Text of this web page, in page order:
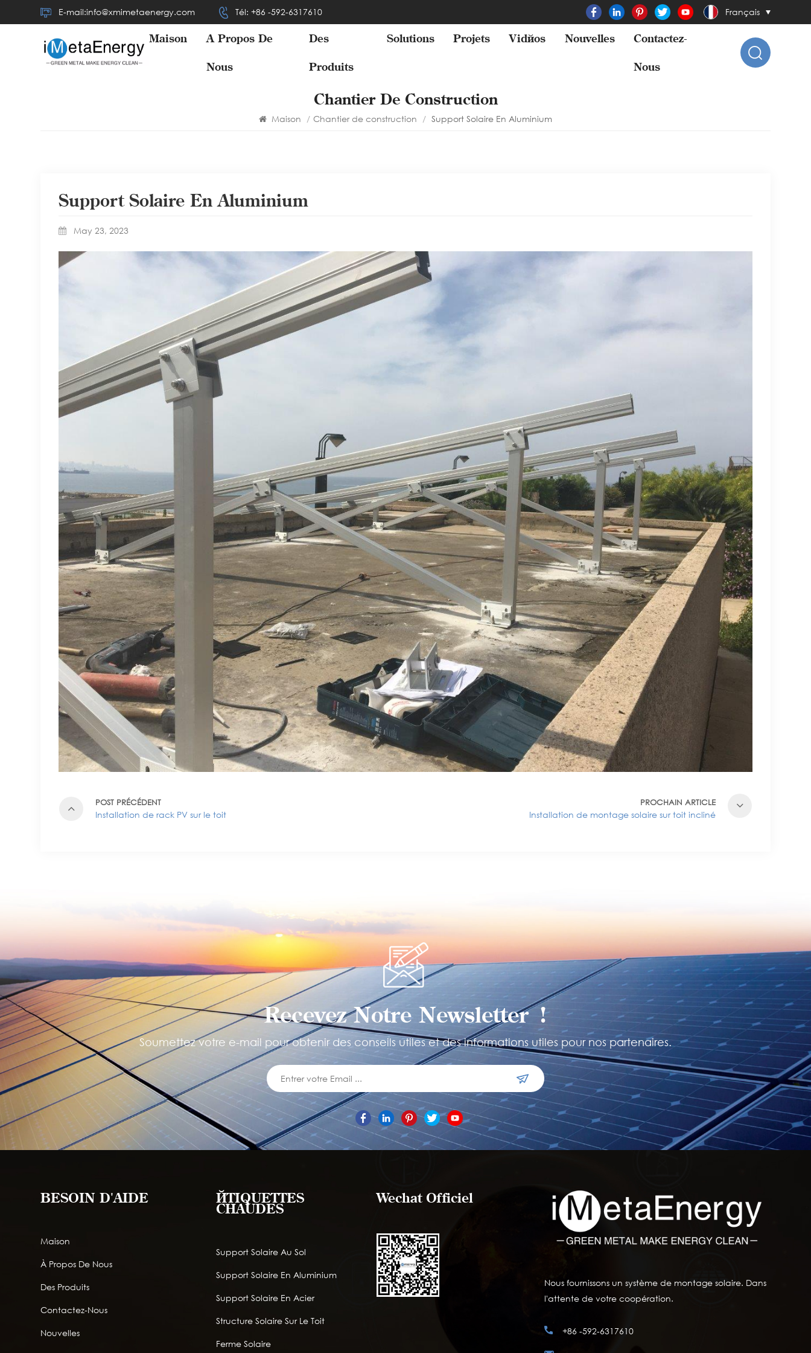
E-mail:info@xmimetaenergy.com Tél: +86 -592-6317610 Français
Maison À Propos De
Nous
Des
Produits
Solutions Projets Vidéos Nouvelles Contactez-
Nous
Chantier De Construction
Maison / Chantier de construction / Support Solaire En Aluminium
Support Solaire En Aluminium
May 23, 2023
POST PRÉCÉDENT
Installation de rack PV sur le toit
PROCHAIN ARTICLE
Installation de montage solaire sur toit incliné
Recevez Notre Newsletter !
Soumettez votre e-mail pour obtenir des conseils utiles et des informations utiles pour nos partenaires.
BESOIN D'AIDE
Maison
À Propos De Nous
Des Produits
Contactez-Nous
Nouvelles
ÉTIQUETTES
CHAUDES
Support Solaire Au Sol
Support Solaire En Aluminium
Support Solaire En Acier
Structure Solaire Sur Le Toit
Ferme Solaire
Wechat Officiel
Nous fournissons un système de montage solaire. Dans
l'attente de votre coopération.
+86 -592-6317610